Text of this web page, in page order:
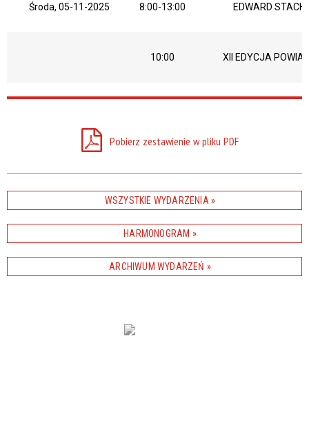
Trwające w
—
Środa, 05-11-2025 8:00-13:00 EDWARD
10:00 XII EDYCJA
Pobierz zestawienie w pliku PDF
WSZYSTKIE WYDARZENIA
HARMONOGRAM
ARCHIWUM WYDARZEŃ